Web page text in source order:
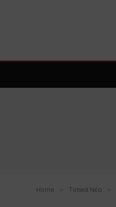
Home » Τοπικά Νέα »